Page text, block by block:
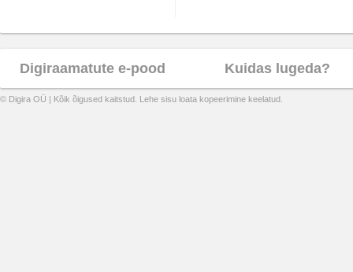
Digiraamatute e-pood Kuidas lugeda?
© Digira OÜ | Kõik õigused kaitstud. Lehe sisu loata kopeerimine keelatud.